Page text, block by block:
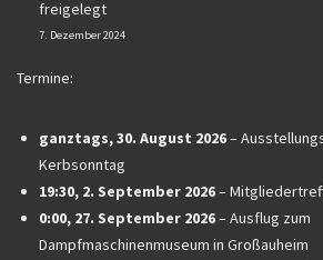
freigelegt
7. Dezember 2024
Termine:
ganztags,30. August 2026–
Kerbsonntag
19:30, 2. September 2026–
0:00, 27. September 2026–Ausflug zum
Dampfmaschinenmuseum in Großauheim